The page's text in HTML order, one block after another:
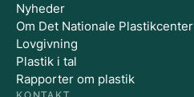
Nyheder
Om Det Nationale Plastikcenter
Lovgivning
Plastik i tal
Rapporter om plastik